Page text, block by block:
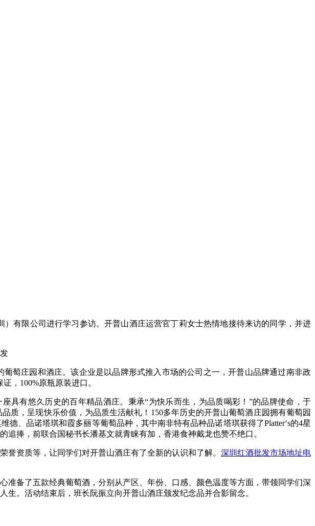
有限公司进行学习参访。开普山酒庄运营官丁莉女士热情地接待来访的同学，并进
萄庄园和酒庄。该企业是以品牌形式推入市场的公司之一，开普山品牌通过南非政
，100%原瓶原装进口。
具有悠久历史的百年精品酒庄。秉承“为快乐而生，为品质喝彩！”的品牌使命，于
质，呈现快乐价值，为品质生活献礼！150多年历史的开普山葡萄酒庄园拥有葡萄园
、品诺塔琪和霞多丽等葡萄品种，其中南非特有品种品诺塔琪获得了Platter‘s的4星
捧，前联合国秘书长潘基文就青睐有加，香港食神戴龙也赞不绝口。
资质等，让同学们对开普山酒庄有了全新的认识和了解。 深圳红酒批发市场地址电
备了五款经典葡萄酒，分别从产区、年份、口感、颜色温度等方面，带领同学们深
。活动结束后，班长阮振立向开普山酒庄颁发纪念品并合影留念。